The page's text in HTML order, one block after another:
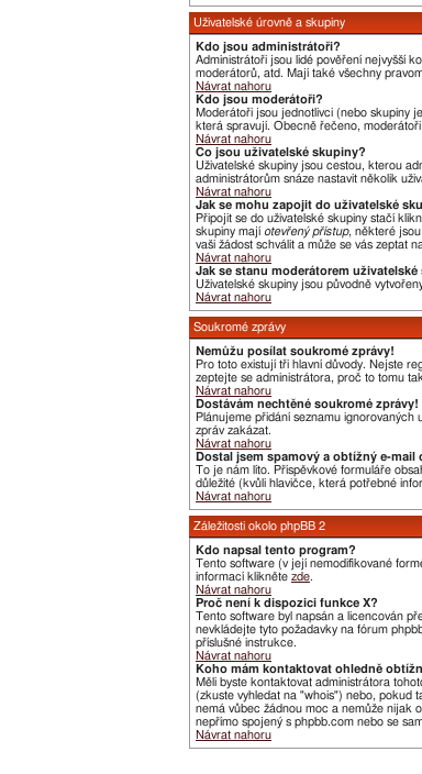
Uživatelské úrovně a skupiny
Kdo jsou administrátoři?
Administrátoři jsou lidé pověření nejvyšší
moderátorů, atd. Mají také všechny
Návrat nahoru
Kdo jsou moderátoři?
Moderátoři jsou jednotlivci (nebo skupiny
která spravují. Obecně řečeno,
Návrat nahoru
Co jsou uživatelské skupiny?
Uživatelské skupiny jsou cestou, kterou
administrátorům snáze nastavit několik
Návrat nahoru
Jak se mohu zapojit do uživatelské
Připojit se do uživatelské skupiny stačí
skupiny mají otevřený přístup, některé
vaši žádost schválit a může se vás zeptat
Návrat nahoru
Jak se stanu moderátorem uživatelské
Uživatelské skupiny jsou původně
Návrat nahoru
Soukromé zprávy
Nemůžu posílat soukromé zprávy!
Pro toto existují tři hlavní důvody. Nejste
zeptejte se administrátora, proč to tomu
Návrat nahoru
Dostávám nechtěné soukromé zprávy!
Plánujeme přidání seznamu
zpráv zakázat.
Návrat nahoru
Dostal jsem spamový a obtížný e-mail
To je nám líto. Příspěvkové formuláře
důležité (kvůli hlavičce, která potřebné
Návrat nahoru
Záležitosti okolo phpBB 2
Kdo napsal tento program?
Tento software (v její nemodifikované
informací klikněte zde.
Návrat nahoru
Proč není k dispozici funkce X?
Tento software byl napsán a licencován
nevkládejte tyto požadavky na fórum
příslušné instrukce.
Návrat nahoru
Koho mám kontaktovat ohledně
Měli byste kontaktovat administrátora
(zkuste vyhledat na "whois") nebo, pokud
nemá vůbec žádnou moc a nemůže nijak
nepřímo spojený s phpbb.com nebo se
Návrat nahoru